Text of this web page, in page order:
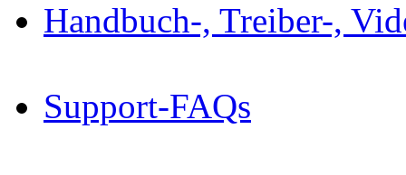
Handbuch-, Treiber-,
Support-FAQs